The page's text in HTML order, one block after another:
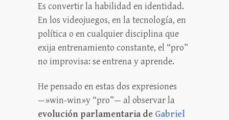
Es convertir la habilidad en identidad.
En los videojuegos, en la tecnología, en
política o en cualquier disciplina que
exija entrenamiento constante, el “pro”
no improvisa: se entrena y aprende.
He pensado en estas dos expresiones
—»win-win»y “pro”— al observar la
evolución parlamentaria de Gabriel